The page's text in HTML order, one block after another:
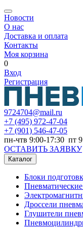
Новости
О нас
Доставка и оплата
Контакты
Моя корзина
0
Вход
Регистрация
9724704@mail.ru
+7 (495) 972-47-04
+7 (901) 546-47-05
пн-чтв 9:00-17:30 пт
ОСТАВИТЬ ЗАЯВКУ
Каталог
Блоки
Дроссели
Глушители